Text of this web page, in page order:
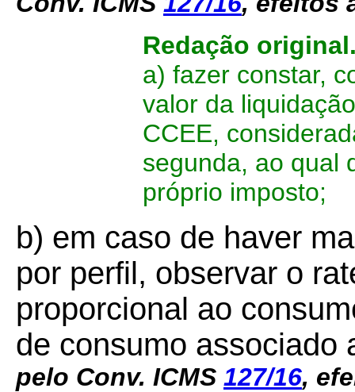
Redação
a) fazer constar,
valor da
CCEE,
segunda, ao qual
próprio imposto;
b) em caso de haver
por perfil, observar o
proporcional ao
de consumo associado
pelo Conv. ICMS 127/16,